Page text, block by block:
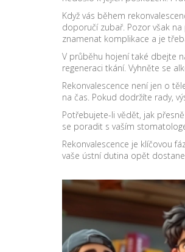
Když vás během
doporučí zubař. Pozor však
znamenat komplikace a je
V průběhu hojení také dbejte
regeneraci tkání. Vyhněte se
Rekonvalescence není jen o
na čas. Pokud dodržíte rady,
Potřebujete-li vědět, jak
se poradit s vaším
Rekonvalescence je klíčovou
vaše ústní dutina opět